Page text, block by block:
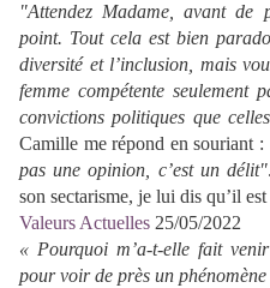
"Attendez Madame, avant
point. Tout cela est bien
diversité et l’inclusion, mais
femme compétente seulement
convictions politiques que
Camille me répond en souriant :
pas une opinion, c’est un délit"
son sectarisme, je lui dis qu’il
Valeurs Actuelles 25/05/2022
« Pourquoi m’a-t-elle fait
pour voir de près un